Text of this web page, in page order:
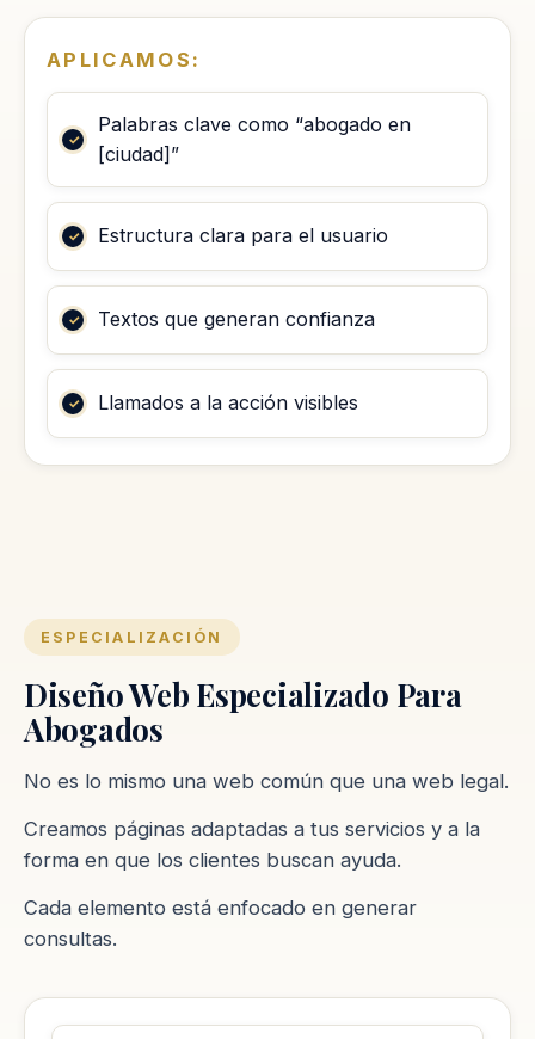
APLICAMOS:
Palabras clave como “abogado en
[ciudad]”
Estructura clara para el usuario
Textos que generan confianza
Llamados a la acción visibles
ESPECIALIZACIÓN
Diseño Web Especializado Para
Abogados
No es lo mismo una web común que una web legal.
Creamos páginas adaptadas a tus servicios y a la
forma en que los clientes buscan ayuda.
Cada elemento está enfocado en generar
consultas.